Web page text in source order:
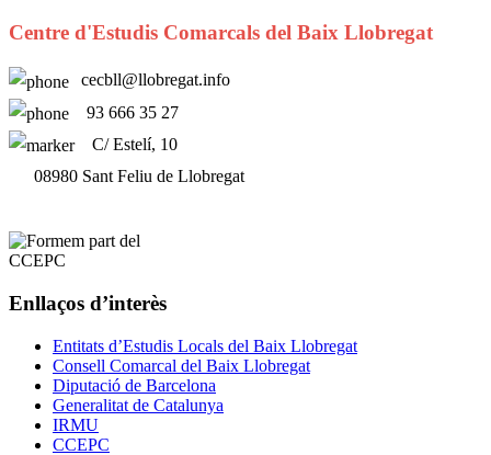
Centre d'Estudis Comarcals del Baix Llobregat
cecbll@llobregat.info
93 666 35 27
C/ Estelí, 10
08980 Sant Feliu de Llobregat
Enllaços d’interès
Entitats d’Estudis Locals del Baix Llobregat
Consell Comarcal del Baix Llobregat
Diputació de Barcelona
Generalitat de Catalunya
IRMU
CCEPC